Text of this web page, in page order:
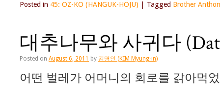
Posted in 45: OZ-KO (HANGUK-HOJU) Tagged Brother
대추나무와 사귀다
Posted on August 6, 2011 by 김명인 (KIM Myung-in)
어떤 벌레가 어머니의 회로를 갉아먹